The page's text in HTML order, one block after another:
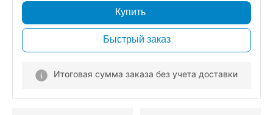
Купить
Быстрый заказ
Итоговая сумма заказа без учета доставки